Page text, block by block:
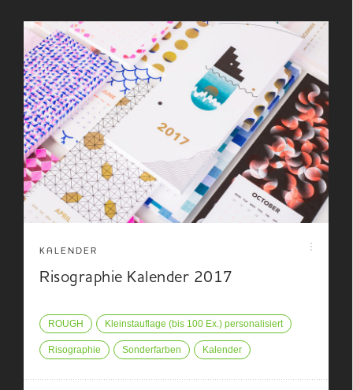
KALENDER
Risographie Kalender 2017
ROUGH Kleinstauflage (bis 100 Ex.) personalisiert
Risographie Sonderfarben Kalender